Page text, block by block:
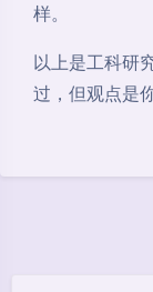
样。
以上是工科研
过，但观点是